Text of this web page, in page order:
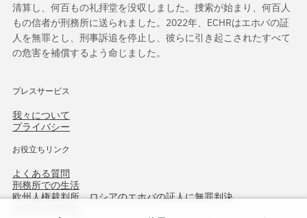
清算し、何百もの礼拝堂を没収しました。捜索が始まり、何百人
もの信者が刑務所に送られました。2022年、ECHRはエホバの証
人を無罪とし、刑事訴追を停止し、彼らに引き起こされたすべて
の危害を補償するよう命じました。
プレスサービス
我々について
プライバシー
お役立ちリンク
よくある質問
刑務所での生活
欧州人権裁判所、ロシアのエホバの証人に無罪判決